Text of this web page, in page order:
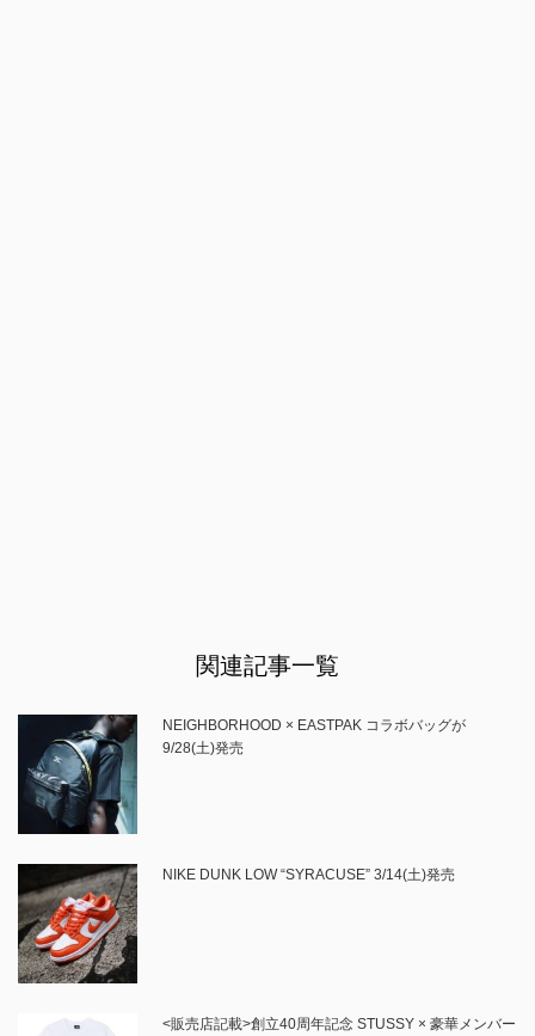
関連記事一覧
NEIGHBORHOOD × EASTPAK コラボバッグが
9/28(土)発売
NIKE DUNK LOW “SYRACUSE” 3/14(土)発売
<販売店記載>創立40周年記念 STUSSY × 豪華メンバー